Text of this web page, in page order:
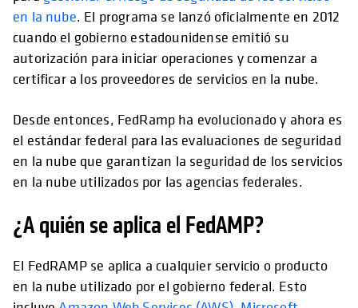
en la nube. El programa se lanzó oficialmente en 2012
cuando el gobierno estadounidense emitió su
autorización para iniciar operaciones y comenzar a
certificar a los proveedores de servicios en la nube.
Desde entonces, FedRamp ha evolucionado y ahora es
el estándar federal para las evaluaciones de seguridad
en la nube que garantizan la seguridad de los servicios
en la nube utilizados por las agencias federales.
¿A quién se aplica el FedAMP?
El FedRAMP se aplica a cualquier servicio o producto
en la nube utilizado por el gobierno federal. Esto